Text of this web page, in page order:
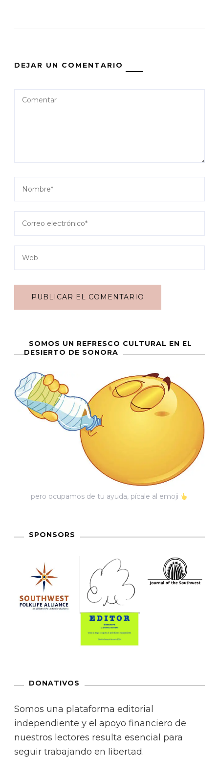
DEJAR UN COMENTARIO
SOMOS UN REFRESCO CULTURAL EN EL
DESIERTO DE SONORA
pero ocupamos de tu ayuda, pícale al emoji
SPONSORS
DONATIVOS
Somos una plataforma editorial
independiente y el apoyo financiero de
nuestros lectores resulta esencial para
seguir trabajando en libertad.